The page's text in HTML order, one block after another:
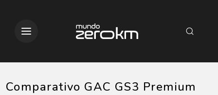
Comparativo GAC GS3 Premium